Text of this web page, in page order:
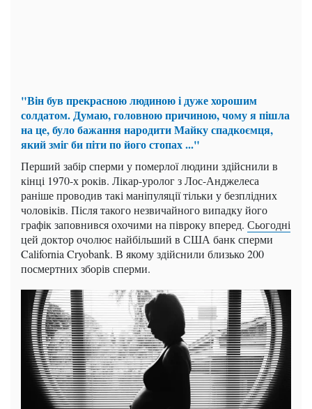
"Він був прекрасною людиною і дуже хорошим
солдатом. Думаю, головною причиною, чому я пішла
на це, було бажання народити Майку спадкоємця,
який зміг би піти по його стопах ..."
Перший забір сперми у померлої людини здійснили в
кінці 1970-х років. Лікар-уролог з Лос-Анджелеса
раніше проводив такі маніпуляції тільки у безплідних
чоловіків. Після такого незвичайного випадку його
графік заповнився охочими на півроку вперед. Сьогодні
цей доктор очолює найбільший в США банк сперми
California Cryobank. В якому здійснили близько 200
посмертних зборів сперми.